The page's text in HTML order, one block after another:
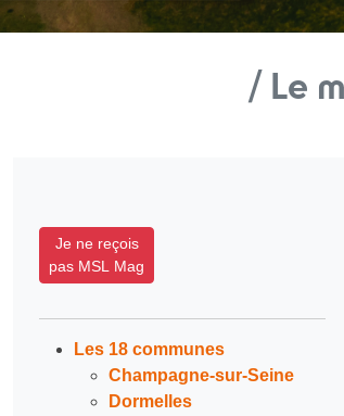
/ Le
Je ne reçois
pas MSL Mag
Les 18 communes
Champagne-sur-Seine
Dormelles